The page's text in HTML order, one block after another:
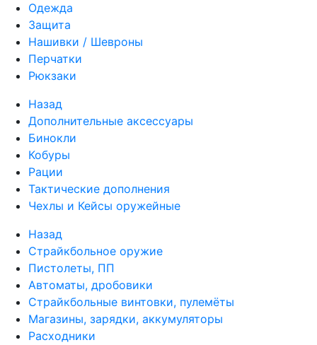
Одежда
Защита
Нашивки / Шевроны
Перчатки
Рюкзаки
Назад
Дополнительные аксессуары
Бинокли
Кобуры
Рации
Тактические дополнения
Чехлы и Кейсы оружейные
Назад
Страйкбольное оружие
Пистолеты, ПП
Автоматы, дробовики
Страйкбольные винтовки, пулемёты
Магазины, зарядки, аккумуляторы
Расходники